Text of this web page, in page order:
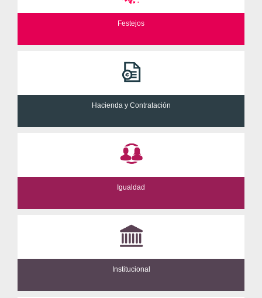
Festejos
Hacienda y Contratación
Igualdad
Institucional